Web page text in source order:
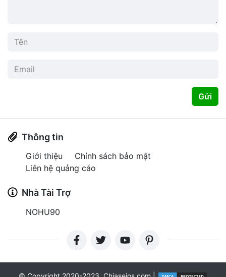
Gửi
Thông tin
Giới thiệu
Chính sách bảo mật
Liên hệ quảng cáo
Nhà Tài Trợ
NOHU90